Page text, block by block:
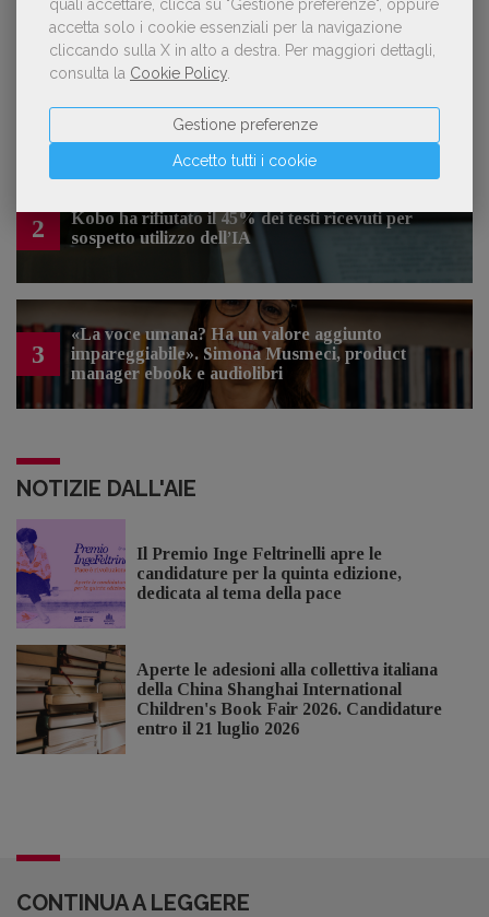
quali accettare, clicca su "Gestione preferenze", oppure
accetta solo i cookie essenziali per la navigazione
cliccando sulla X in alto a destra.
Per maggiori dettagli,
consulta la Cookie Policy
Accetto tutti i cookie
Gestione preferenze
LE PIÙ LETTE
sull’intelligenza artificiale
2
Kobo ha rifiutato il 45% dei testi ricevuti per
sospetto utilizzo dell’IA
3
«La voce umana? Ha un valore aggiunto
impareggiabile». Simona Musmeci, product
manager ebook e audiolibri
NOTIZIE DALL'AIE
Il Premio Inge Feltrinelli apre le
candidature per la quinta edizione,
dedicata al tema della pace
Aperte le adesioni alla collettiva italiana
della China Shanghai International
Children's Book Fair 2026. Candidature
entro il 21 luglio 2026
CONTINUA A LEGGERE